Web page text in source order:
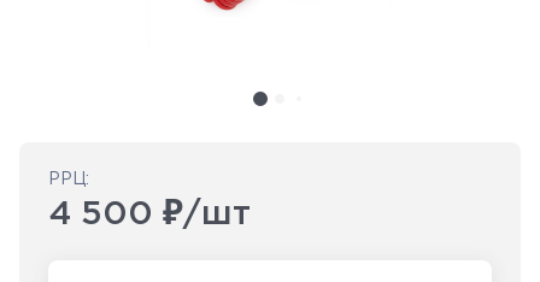
РРЦ:
4 500 ₽/шт